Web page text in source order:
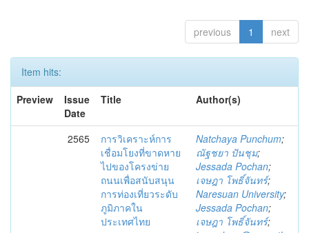
previous 1 next
Item hits:
Preview
Issue
Date
Title Author(s)
2565
การวิเคราะห์การ
เชื่อมโยงที่ขาดหาย
ไปของโครงข่าย
ถนนเพื่อสนับสนุน
การท่องเที่ยวระดับ
ภูมิภาคใน
ประเทศไทย
Natchaya Punchum;
ณัฐชยา ปันชุม;
Jessada Pochan;
เจษฎา โพธิ์จันทร์;
Naresuan University;
Jessada Pochan;
เจษฎา โพธิ์จันทร์;